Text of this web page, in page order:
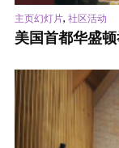
主页幻灯片, 社区活动
美国首都华盛